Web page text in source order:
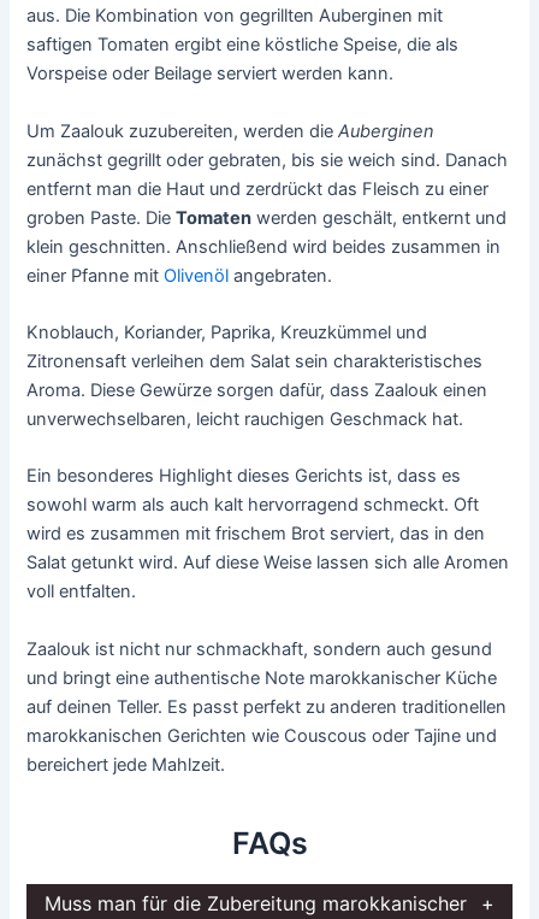
aus. Die Kombination von gegrillten Auberginen mit
saftigen Tomaten ergibt eine köstliche Speise, die als
Vorspeise oder Beilage serviert werden kann.
Um Zaalouk zuzubereiten, werden dieAuberginen
zunächst gegrillt oder gebraten, bis sie weich sind. Danach
entfernt man die Haut und zerdrückt das Fleisch zu einer
groben Paste. DieTomaten werden geschält, entkernt und
klein geschnitten. Anschließend wird beides zusammen in
einer Pfanne mitOlivenöl angebraten.
Knoblauch, Koriander, Paprika, Kreuzkümmel und
Zitronensaft verleihen dem Salat sein charakteristisches
Aroma. Diese Gewürze sorgen dafür, dass Zaalouk einen
unverwechselbaren, leicht rauchigen Geschmack hat.
Ein besonderes Highlight dieses Gerichts ist, dass es
sowohl warm als auch kalt hervorragend schmeckt. Oft
wird es zusammen mit frischem Brot serviert, das in den
Salat getunkt wird. Auf diese Weise lassen sich alle Aromen
voll entfalten.
Zaalouk ist nicht nur schmackhaft, sondern auch gesund
und bringt eine authentische Note marokkanischer Küche
auf deinen Teller. Es passt perfekt zu anderen traditionellen
marokkanischen Gerichten wie Couscous oder Tajine und
bereichert jede Mahlzeit.
FAQs
Muss man für die Zubereitung marokkanischer